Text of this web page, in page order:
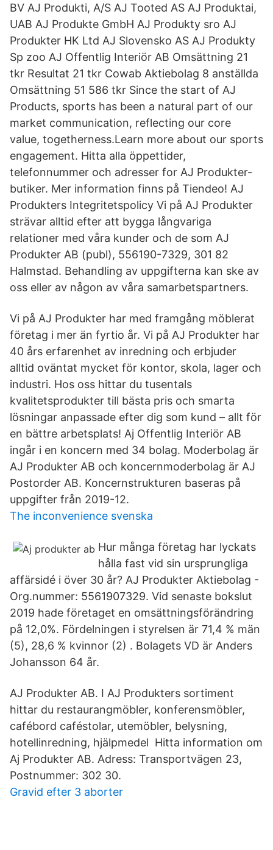
BV AJ Produkti, A/S AJ Tooted AS AJ Produktai,
UAB AJ Produkte GmbH AJ Produkty sro AJ
Produkter HK Ltd AJ Slovensko AS AJ Produkty
Sp zoo AJ Offentlig Interiör AB Omsättning 21
tkr Resultat 21 tkr Cowab Aktiebolag 8 anställda
Omsättning 51 586 tkr Since the start of AJ
Products, sports has been a natural part of our
market communication, reflecting our core
value, togetherness.Learn more about our sports
engagement. Hitta alla öppettider,
telefonnummer och adresser for AJ Produkter-
butiker. Mer information finns på Tiendeo! AJ
Produkters Integritetspolicy Vi på AJ Produkter
strävar alltid efter att bygga långvariga
relationer med våra kunder och de som AJ
Produkter AB (publ), 556190-7329, 301 82
Halmstad. Behandling av uppgifterna kan ske av
oss eller av någon av våra samarbetspartners.
Vi på AJ Produkter har med framgång möblerat
företag i mer än fyrtio år. Vi på AJ Produkter har
40 års erfarenhet av inredning och erbjuder
alltid oväntat mycket för kontor, skola, lager och
industri. Hos oss hittar du tusentals
kvalitetsprodukter till bästa pris och smarta
lösningar anpassade efter dig som kund – allt för
en bättre arbetsplats! Aj Offentlig Interiör AB
ingår i en koncern med 34 bolag. Moderbolag är
AJ Produkter AB och koncernmoderbolag är AJ
Postorder AB. Koncernstrukturen baseras på
uppgifter från 2019-12.
The inconvenience svenska
Hur många företag har lyckats
hålla fast vid sin ursprungliga
affärsidé i över 30 år? AJ Produkter Aktiebolag -
Org.nummer: 5561907329. Vid senaste bokslut
2019 hade företaget en omsättningsförändring
på 12,0%. Fördelningen i styrelsen är 71,4 % män
(5), 28,6 % kvinnor (2) . Bolagets VD är Anders
Johansson 64 år.
AJ Produkter AB. I AJ Produkters sortiment
hittar du restaurangmöbler, konferensmöbler,
cafébord caféstolar, utemöbler, belysning,
hotellinredning, hjälpmedel Hitta information om
Aj Produkter AB. Adress: Transportvägen 23,
Postnummer: 302 30.
Gravid efter 3 aborter